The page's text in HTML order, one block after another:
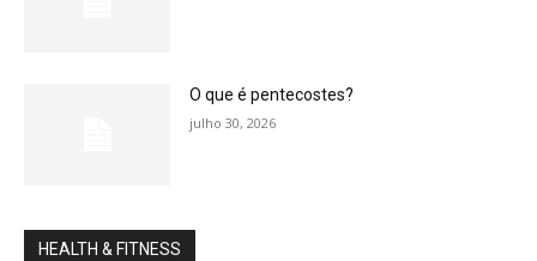
O que é pentecostes?
julho 30, 2026
HEALTH & FITNESS